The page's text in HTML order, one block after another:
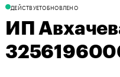
ДЕЙСТВУЕТОБНОВЛЕНО
ИП